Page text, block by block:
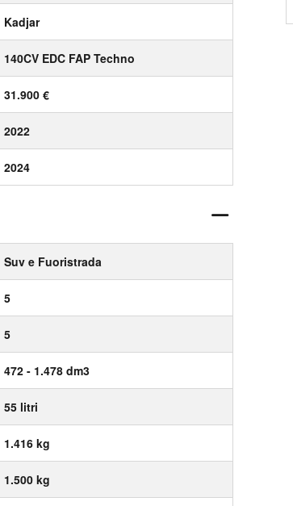
Kadjar
140CV EDC FAP Techno
31.900 €
2022
2024
Suv e Fuoristrada
5
5
472 - 1.478 dm3
55 litri
1.416 kg
1.500 kg